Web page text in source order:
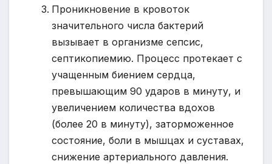
Проникновение в кровоток
значительного числа бактерий
вызывает в организме сепсис,
септикопиемию. Процесс протекает с
учащенным биением сердца,
превышающим 90 ударов в минуту, и
увеличением количества вдохов
(более 20 в минуту), заторможенное
состояние, боли в мышцах и суставах,
снижение артериального давления.